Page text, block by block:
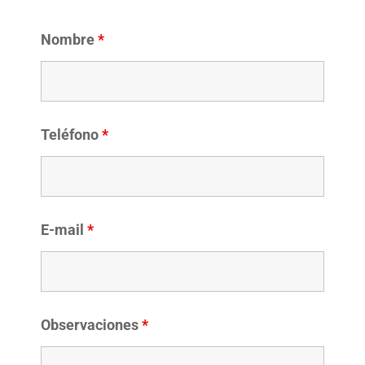
Nombre*
Teléfono*
E-mail *
Observaciones*